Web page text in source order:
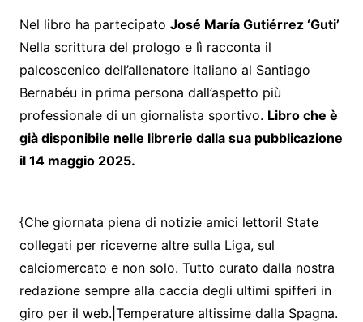
Nel libro ha partecipato José María Gutiérrez ‘Guti’
Nella scrittura del prologo e lì racconta il
palcoscenico dell’allenatore italiano al Santiago
Bernabéu in prima persona dall’aspetto più
professionale di un giornalista sportivo. Libro che è
già disponibile nelle librerie dalla sua pubblicazione
il 14 maggio 2025.
{Che giornata piena di notizie amici lettori! State
collegati per riceverne altre sulla Liga, sul
calciomercato e non solo. Tutto curato dalla nostra
redazione sempre alla caccia degli ultimi spifferi in
giro per il web.|Temperature altissime dalla Spagna.